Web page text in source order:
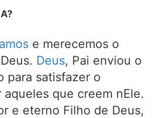
e merecemos o
Deus, Pai enviou o
para satisfazer o
que creem nEle.
e eterno Filho de Deus,